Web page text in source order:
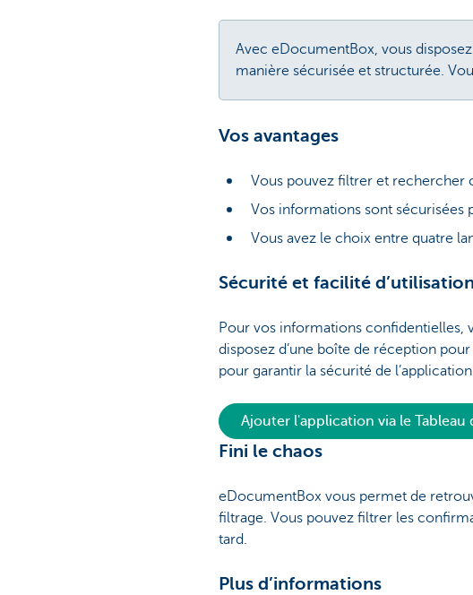
Avec eDocumentBox, vous
manière sécurisée et structurée.
Vos avantages
Vous pouvez filtrer et rechercher
Vos informations sont sécurisées
Vous avez le choix entre quatre
Sécurité et facilité d’utilisation
Pour vos informations confidentielles,
disposez d’une boîte de réception
pour garantir la sécurité de
Ajouter l'application via le Tableau
Fini le chaos
eDocumentBox vous permet de
filtrage. Vous pouvez filtrer les
tard.
Plus d’informations